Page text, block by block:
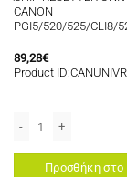
CANON
PGI5/520/525/CLI8/
89,28€
Product
Προσθήκη στο